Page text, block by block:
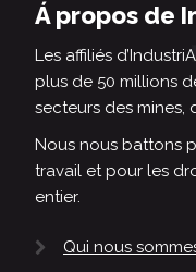
Á propos de
Les affiliés
plus de 50 millions
secteurs des mines,
Nous nous battons
travail et pour les
entier.
Qui nous